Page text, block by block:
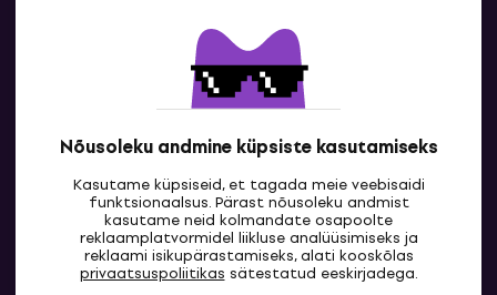
Nõusoleku andmine küpsiste kasutamiseks
Kasutame küpsiseid, et tagada meie veebisaidi
funktsionaalsus. Pärast nõusoleku andmist
kasutame neid kolmandate osapoolte
reklaamplatvormidel liikluse analüüsimiseks ja
reklaami isikupärastamiseks, alati kooskõlas
privaatsuspoliitikas sätestatud eeskirjadega.
Kontaktandmed
EE